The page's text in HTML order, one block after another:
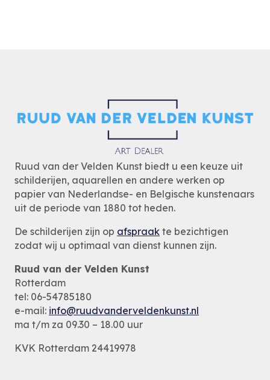
Ruud van der Velden Kunst biedt u een keuze uit
schilderijen, aquarellen en andere werken op
papier van Nederlandse- en Belgische kunstenaars
uit de periode van 1880 tot heden.
De schilderijen zijn op afspraak te bezichtigen
zodat wij u optimaal van dienst kunnen zijn.
Ruud van der Velden Kunst
Rotterdam
tel: 06-54785180
e-mail: info@ruudvanderveldenkunst.nl
ma t/m za 09.30 – 18.00 uur
KVK Rotterdam 24419978